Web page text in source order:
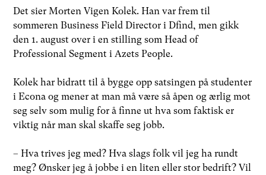
Det sier Morten Vigen Kolek. Han var frem til
sommeren Business Field Director i Dfind, men gikk
den 1. august over i en stilling som Head of
Professional Segment i Azets People.
Kolek har bidratt til å bygge opp satsingen på studenter
i Econa og mener at man må være så åpen og ærlig mot
seg selv som mulig for å finne ut hva som faktisk er
viktig når man skal skaffe seg jobb.
– Hva trives jeg med? Hva slags folk vil jeg ha rundt
meg? Ønsker jeg å jobbe i en liten eller stor bedrift? Vil